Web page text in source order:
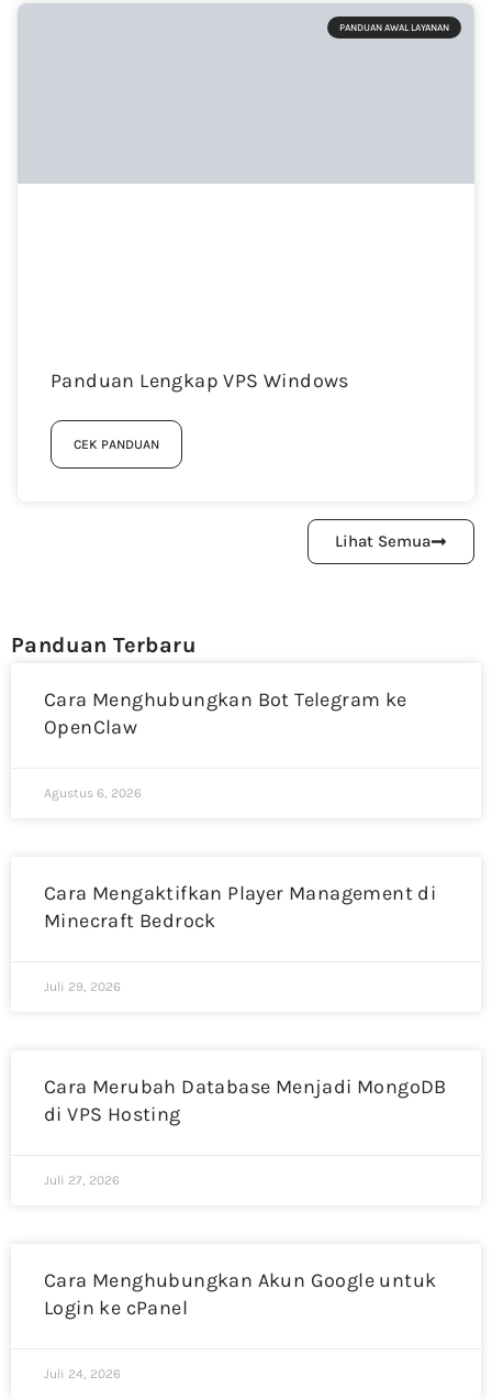
PANDUAN AWAL LAYANAN
Panduan Lengkap VPS Windows
CEK PANDUAN
Lihat Semua
Panduan Terbaru
Cara Menghubungkan Bot Telegram ke
OpenClaw
Agustus 6, 2026
Cara Mengaktifkan Player Management di
Minecraft Bedrock
Juli 29, 2026
Cara Merubah Database Menjadi MongoDB
di VPS Hosting
Juli 27, 2026
Cara Menghubungkan Akun Google untuk
Login ke cPanel
Juli 24, 2026